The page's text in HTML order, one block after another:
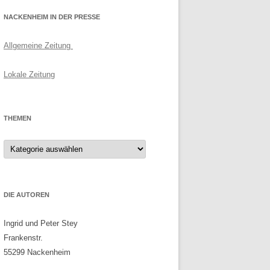
NACKENHEIM IN DER PRESSE
Allgemeine Zeitung
Lokale Zeitung
THEMEN
Themen
DIE AUTOREN
Ingrid und Peter Stey
Frankenstr.
55299 Nackenheim